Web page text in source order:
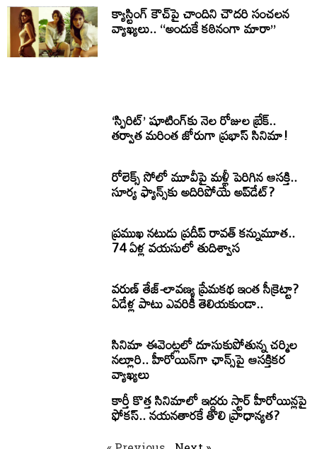
క్యాస్టింగ్ కౌచ్‌పై చాందిని చౌదరి సంచలన
వ్యాఖ్యలు.. ‘‘అందుకే కఠినంగా మారా’’
‘స్పిరిట్’ షూటింగ్‌కు నెల రోజుల బ్రేక్..
తర్వాత మరింత జోరుగా ప్రభాస్ సినిమా!
రోలెక్స్ సోలో మూవీపై మళ్లీ పెరిగిన ఆసక్తి..
సూర్య ఫ్యాన్స్‌కు అదిరిపోయే అప్‌డేట్?
ప్రముఖ నటుడు ప్రదీప్ రావత్ కన్నుమూత..
74 ఏళ్ల వయసులో తుదిశ్వాస
వరుణ్ తేజ్-లావణ్య ప్రేమకథ ఇంత సీక్రెట్టా?
ఏడేళ్ల పాటు ఎవరికీ తెలియకుండా..
సినిమా ఈవెంట్లలో దూసుకుపోతున్న చర్మిల
నల్లూరి.. హీరోయిన్‌గా ఛాన్స్‌పై ఆసక్తికర
వ్యాఖ్యలు
కార్తీ కొత్త సినిమాలో ఇద్దరు స్టార్ హీరోయిన్లపై
ఫోకస్.. నయనతారకే తొలి ప్రాధాన్యత?